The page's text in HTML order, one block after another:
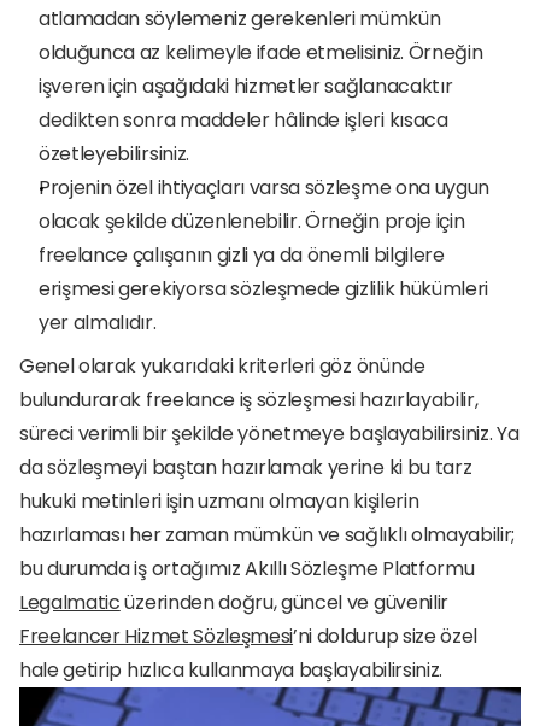
atlamadan söylemeniz gerekenleri mümkün
olduğunca az kelimeyle ifade etmelisiniz. Örneğin
işveren için aşağıdaki hizmetler sağlanacaktır
dedikten sonra maddeler hâlinde işleri kısaca
özetleyebilirsiniz.
Projenin özel ihtiyaçları varsa sözleşme ona uygun
olacak şekilde düzenlenebilir. Örneğin proje için
freelance çalışanın gizli ya da önemli bilgilere
erişmesi gerekiyorsa sözleşmede gizlilik hükümleri
yer almalıdır.
Genel olarak yukarıdaki kriterleri göz önünde
bulundurarak freelance iş sözleşmesi hazırlayabilir,
süreci verimli bir şekilde yönetmeye başlayabilirsiniz. Ya
da sözleşmeyi baştan hazırlamak yerine ki bu tarz
hukuki metinleri işin uzmanı olmayan kişilerin
hazırlaması her zaman mümkün ve sağlıklı olmayabilir;
bu durumda iş ortağımız Akıllı Sözleşme Platformu
Legalmatic
üzerinden doğru, güncel ve güvenilir
Freelancer Hizmet Sözleşmesi’ni doldurup size özel
hale getirip hızlıca kullanmaya başlayabilirsiniz.